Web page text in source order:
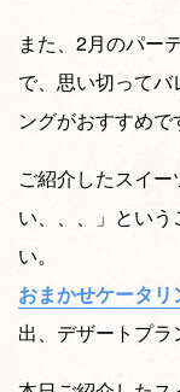
また、2月のパー
で、思い切って
ングがおすすめで
ご紹介したスイ
い、、、」とい
い。
おまかせケータ
出、デザートプラ